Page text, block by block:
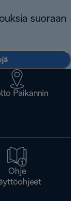
suoraan
Paikannin
Ohje